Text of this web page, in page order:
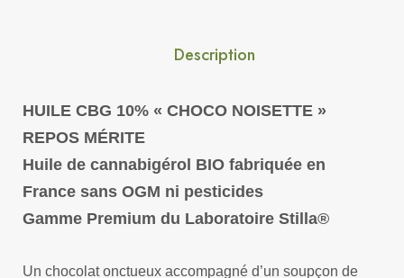
Description
HUILE CBG 10% « CHOCO NOISETTE »
REPOS MÉRITE
Huile de cannabigérol BIO fabriquée en
France sans OGM ni pesticides
Gamme Premium du Laboratoire Stilla®
Un chocolat onctueux accompagné d’un soupçon de